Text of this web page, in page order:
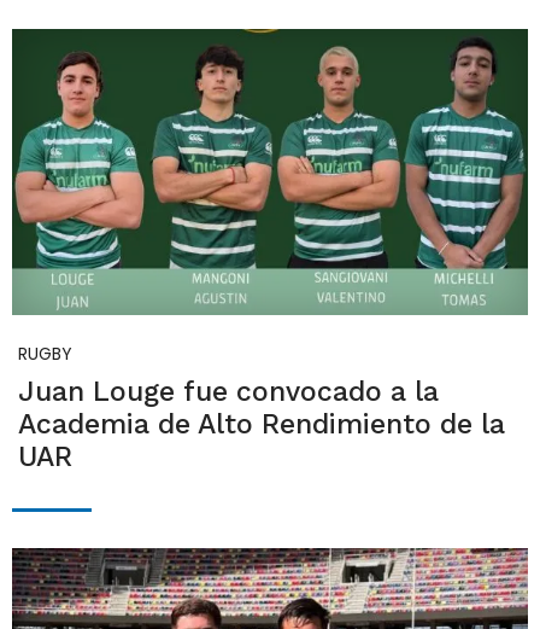
RUGBY
Juan Louge fue convocado a la
Academia de Alto Rendimiento de la
UAR